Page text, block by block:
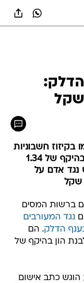
הדלק:
חשבוניות
פיקטיביות ואי דיווח על הכנסות בהיקף של 1.34
נגד אדם על
ברשות המסים
נגד המעורבים
הדלק. הם
הון בהיקף של
כתב אישום